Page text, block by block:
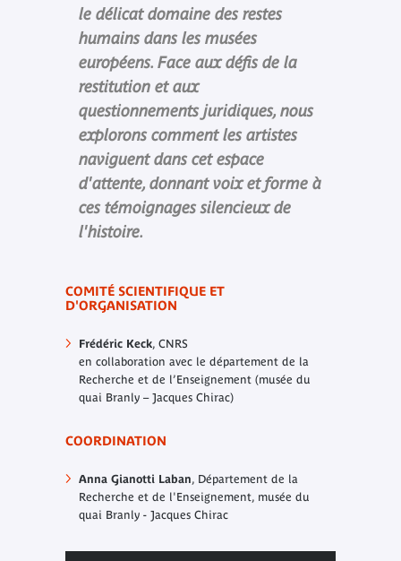
le délicat domaine des restes
humains dans les musées
européens. Face aux défis de la
restitution et aux
questionnements juridiques, nous
explorons comment les artistes
naviguent dans cet espace
d'attente, donnant voix et forme à
ces témoignages silencieux de
l'histoire.
COMITÉ SCIENTIFIQUE ET
D'ORGANISATION
Frédéric Keck, CNRS
en collaboration avec le département de la
Recherche et de l’Enseignement (musée du
quai Branly – Jacques Chirac)
COORDINATION
Anna Gianotti Laban, Département de la
Recherche et de l'Enseignement, musée du
quai Branly - Jacques Chirac